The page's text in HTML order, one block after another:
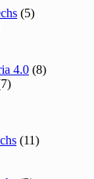
(5)
4.0 (8)
(11)